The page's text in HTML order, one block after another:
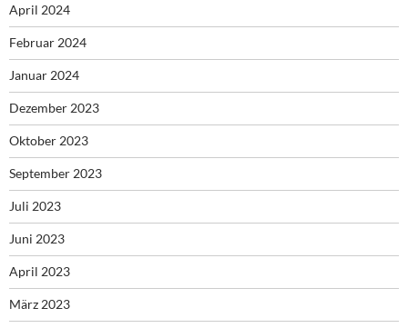
April 2024
Februar 2024
Januar 2024
Dezember 2023
Oktober 2023
September 2023
Juli 2023
Juni 2023
April 2023
März 2023